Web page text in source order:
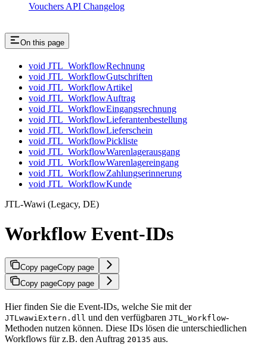
Vouchers API Changelog
On this page
void JTL_WorkflowRechnung
void JTL_WorkflowGutschriften
void JTL_WorkflowArtikel
void JTL_WorkflowAuftrag
void JTL_WorkflowEingangsrechnung
void JTL_WorkflowLieferantenbestellung
void JTL_WorkflowLieferschein
void JTL_WorkflowPickliste
void JTL_WorkflowWarenlagerausgang
void JTL_WorkflowWarenlagereingang
void JTL_WorkflowZahlungserinnerung
void JTL_WorkflowKunde
JTL-Wawi (Legacy, DE)
Workflow Event-IDs
Copy pageCopy page
Copy pageCopy page
Hier finden Sie die Event-IDs, welche Sie mit der
JTLwawiExtern.dll und den verfügbaren JTL_Workflow-
Methoden nutzen können. Diese IDs lösen die unterschiedlichen
Workflows für z.B. den Auftrag 20135 aus.